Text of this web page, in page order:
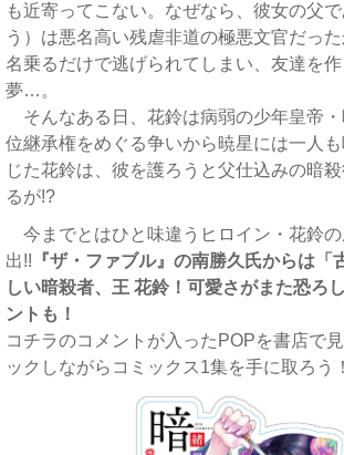
も近寄ってこない。なぜなら、彼女の父
う）は悪名高い残虐非道の極悪文官だっ
名乗るだけで逃げられてしまい、友達を
夢…。
そんなある日、花鈴は病弱の少年皇帝・
位継承権をめぐる争いから暁星には一人
じた花鈴は、彼を護ろうと父仕込みの暗
るが!?
今までとはひと味違うヒロイン・花鈴
出!! 『ザ・ファブル』の南勝久氏からは「
しい暗殺者、王 花鈴！可愛さがまた恐ろ
ントも！
コチラのコメントが入ったPOPを書店で
ックしながらコミックス1集を手に取ろう！